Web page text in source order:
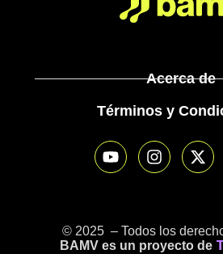
Acerca de
Términos y
© 2025 – Todos los
BAMV es un proyecto de